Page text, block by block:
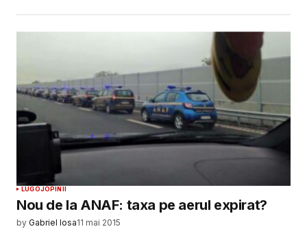
LUGOJOPINII
Nou de la ANAF: taxa pe aerul expirat?
by Gabriel Iosa11 mai 2015